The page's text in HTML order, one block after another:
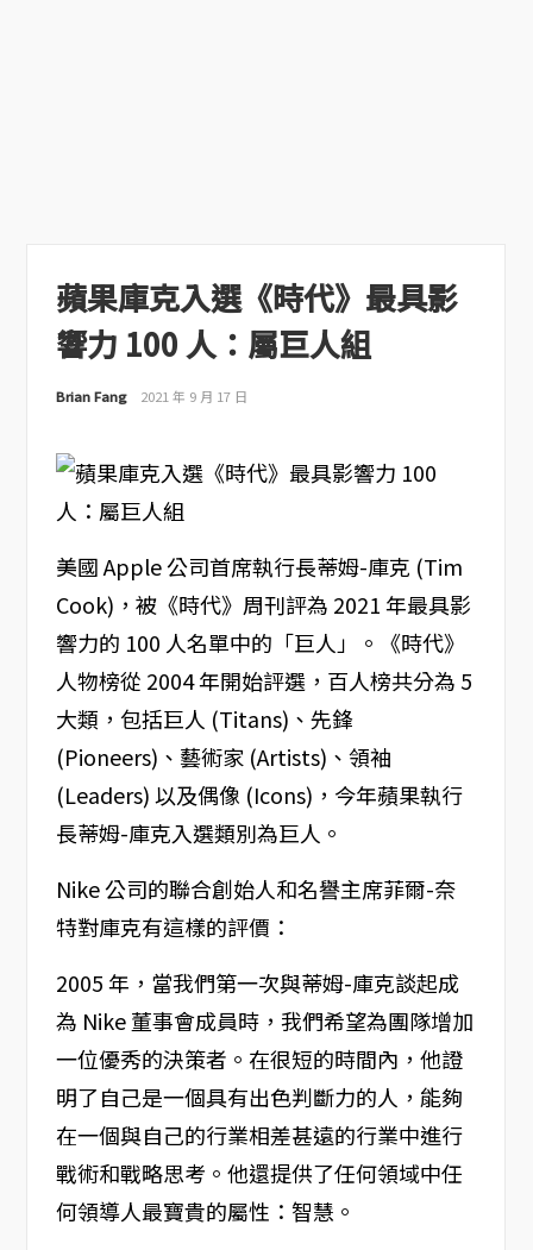
蘋果庫克入選《時代》最具影
響力 100 人：屬巨人組
Brian Fang 2021 年 9 月 17 日
美國 Apple 公司首席執行長蒂姆-庫克 (Tim
Cook)，被《時代》周刊評為 2021 年最具影
響力的 100 人名單中的「巨人」。《時代》
人物榜從 2004 年開始評選，百人榜共分為 5
大類，包括巨人 (Titans)、先鋒
(Pioneers)、藝術家 (Artists)、領袖
(Leaders) 以及偶像 (Icons)，今年蘋果執行
長蒂姆-庫克入選類別為巨人。
Nike 公司的聯合創始人和名譽主席菲爾-奈
特對庫克有這樣的評價：
2005 年，當我們第一次與蒂姆-庫克談起成
為 Nike 董事會成員時，我們希望為團隊增加
一位優秀的決策者。在很短的時間內，他證
明了自己是一個具有出色判斷力的人，能夠
在一個與自己的行業相差甚遠的行業中進行
戰術和戰略思考。他還提供了任何領域中任
何領導人最寶貴的屬性：智慧。